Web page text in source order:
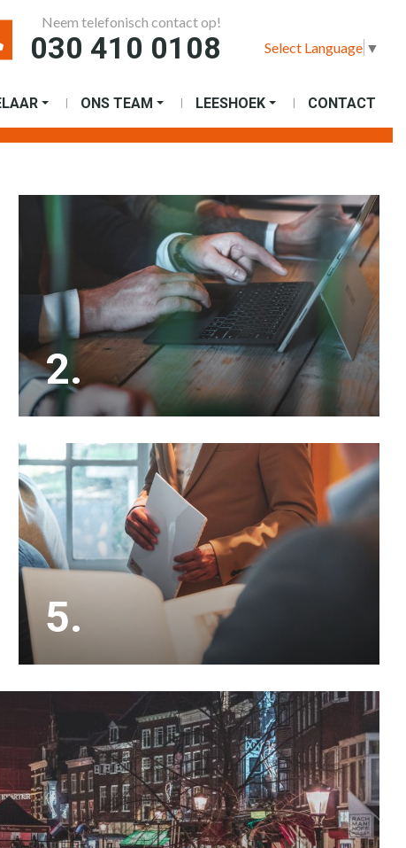
Neem telefonisch contact op!
030 410 0108 Select Language ▼
ONS TEAM LEESHOEK CONTACT
Met inmiddels 20 jaar ervaring in de makelaardij
kennen wij de lokale markt als geen ander.
2.
Onze makelaars doen alle bezichtigingen en
houden je op de hoogte. De onderhandelingen en
de koopakte zijn eveneens een onderdeel van
onze service.
5.